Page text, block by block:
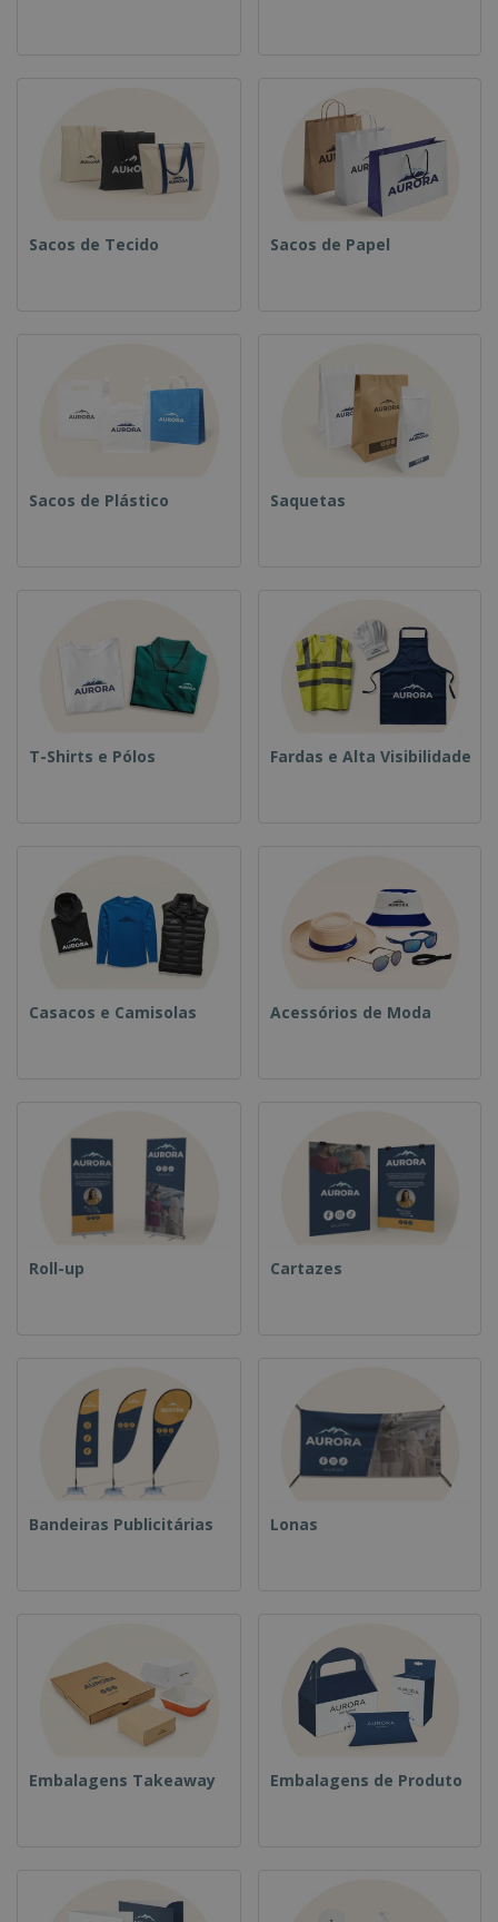
Sacos de Tecido Sacos de Papel
Sacos de Plástico Saquetas
T-Shirts e Pólos Fardas e Alta Visibilidade
Casacos e Camisolas Acessórios de Moda
Roll-up Cartazes
Bandeiras Publicitárias Lonas
Embalagens Takeaway Embalagens de Produto